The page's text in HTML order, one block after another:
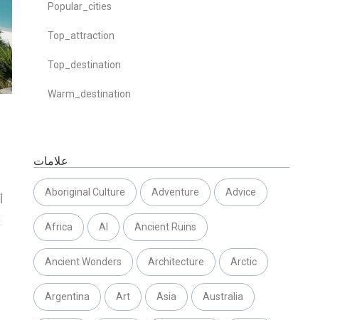
Popular_cities
Top_attraction
Top_destination
Warm_destination
علامات
Aboriginal Culture Adventure Advice
Africa AI Ancient Ruins
Ancient Wonders Architecture Arctic
Argentina Art Asia Australia